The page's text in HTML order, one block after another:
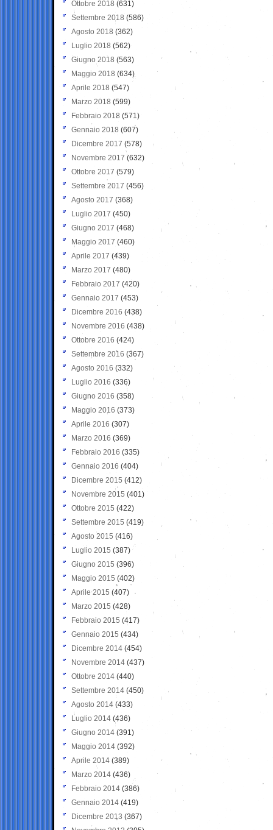
Ottobre 2018 (631)
Settembre 2018 (586)
Agosto 2018 (362)
Luglio 2018 (562)
Giugno 2018 (563)
Maggio 2018 (634)
Aprile 2018 (547)
Marzo 2018 (599)
Febbraio 2018 (571)
Gennaio 2018 (607)
Dicembre 2017 (578)
Novembre 2017 (632)
Ottobre 2017 (579)
Settembre 2017 (456)
Agosto 2017 (368)
Luglio 2017 (450)
Giugno 2017 (468)
Maggio 2017 (460)
Aprile 2017 (439)
Marzo 2017 (480)
Febbraio 2017 (420)
Gennaio 2017 (453)
Dicembre 2016 (438)
Novembre 2016 (438)
Ottobre 2016 (424)
Settembre 2016 (367)
Agosto 2016 (332)
Luglio 2016 (336)
Giugno 2016 (358)
Maggio 2016 (373)
Aprile 2016 (307)
Marzo 2016 (369)
Febbraio 2016 (335)
Gennaio 2016 (404)
Dicembre 2015 (412)
Novembre 2015 (401)
Ottobre 2015 (422)
Settembre 2015 (419)
Agosto 2015 (416)
Luglio 2015 (387)
Giugno 2015 (396)
Maggio 2015 (402)
Aprile 2015 (407)
Marzo 2015 (428)
Febbraio 2015 (417)
Gennaio 2015 (434)
Dicembre 2014 (454)
Novembre 2014 (437)
Ottobre 2014 (440)
Settembre 2014 (450)
Agosto 2014 (433)
Luglio 2014 (436)
Giugno 2014 (391)
Maggio 2014 (392)
Aprile 2014 (389)
Marzo 2014 (436)
Febbraio 2014 (386)
Gennaio 2014 (419)
Dicembre 2013 (367)